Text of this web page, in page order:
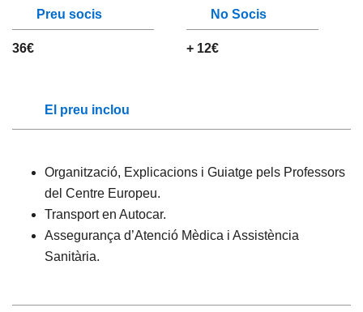
Preu socis
36€
No Socis
+ 12€
El preu inclou
Organització, Explicacions i Guiatge pels Professors
del Centre Europeu.
Transport en Autocar.
Assegurança d’Atenció Mèdica i Assistència
Sanitària.